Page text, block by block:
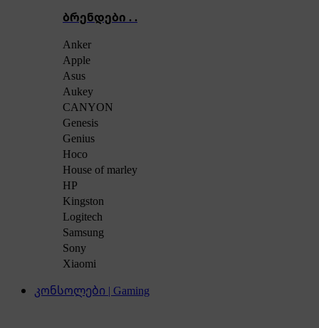
ბრენდები . .
Anker
Apple
Asus
Aukey
CANYON
Genesis
Genius
Hoco
House of marley
HP
Kingston
Logitech
Samsung
Sony
Xiaomi
კონსოლები | Gaming